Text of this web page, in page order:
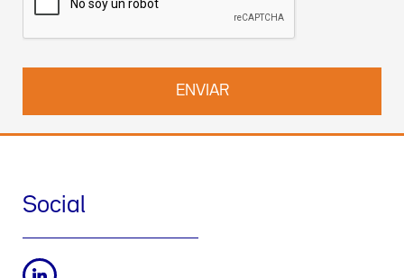
es@werfen.com.
Social